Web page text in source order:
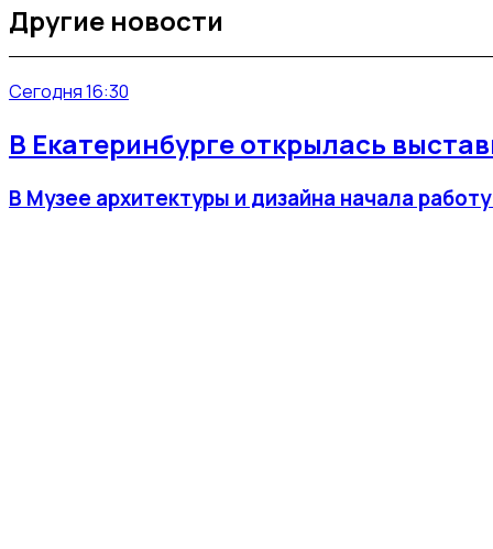
Другие новости
Сегодня 16:30
В Екатеринбурге открылась
В Музее архитектуры и дизайна начала